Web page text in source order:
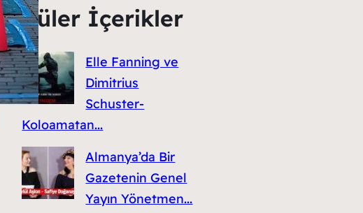
Popüler İçerikler
Elle Fanning ve
Dimitrius
Schuster-
Koloamatan...
Almanya’da Bir
Gazetenin Genel
Yayın Yönetmen...